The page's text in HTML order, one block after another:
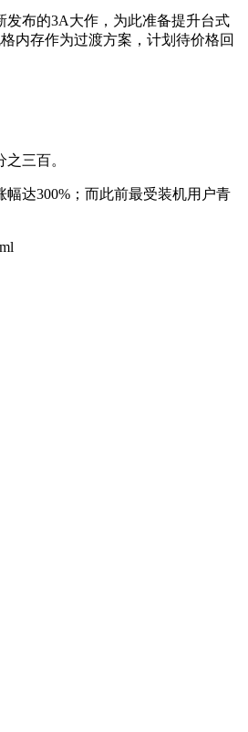
布的3A大作，为此准备提升台式
内存作为过渡方案，计划待价格回
三百。
达300%；而此前最受装机用户青